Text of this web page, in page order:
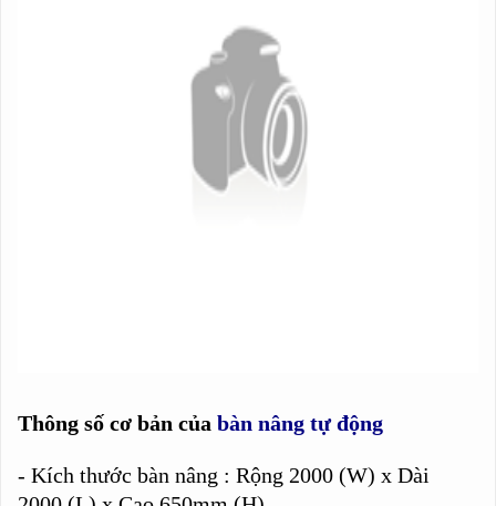
Thông số cơ bản của bàn nâng tự động
- Kích thước bàn nâng : Rộng 2000 (W) x Dài